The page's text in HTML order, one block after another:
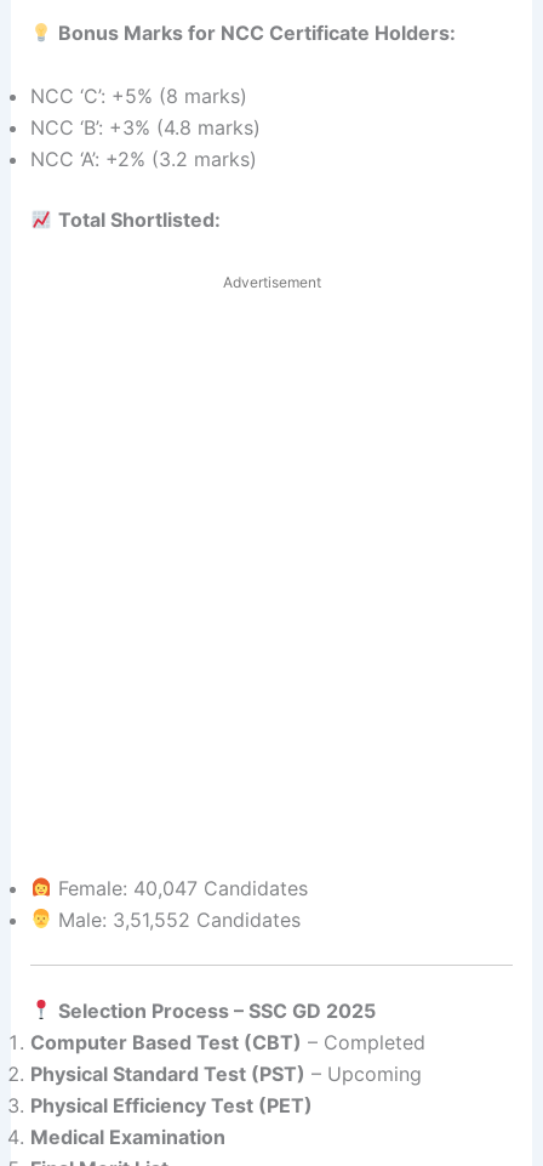
Bonus Marks for NCC Certificate Holders:
NCC ‘C’: +5% (8 marks)
NCC ‘B’: +3% (4.8 marks)
NCC ‘A’: +2% (3.2 marks)
Total Shortlisted:
Advertisement
Female: 40,047 Candidates
Male: 3,51,552 Candidates
Selection Process – SSC GD 2025
Computer Based Test (CBT) – Completed
Physical Standard Test (PST) – Upcoming
Physical Efficiency Test (PET)
Medical Examination